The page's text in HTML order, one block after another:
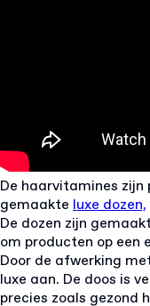
De haarvitamines
gemaakte luxe dozen,
De dozen zijn
om producten op een
Door de afwerking
luxe aan. De doos is
precies zoals gezond